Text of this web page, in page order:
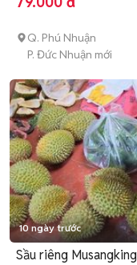
Q. Phú Nhuận
P. Đức Nhuận mới
10 ngày trước
Sầu riêng Musangking